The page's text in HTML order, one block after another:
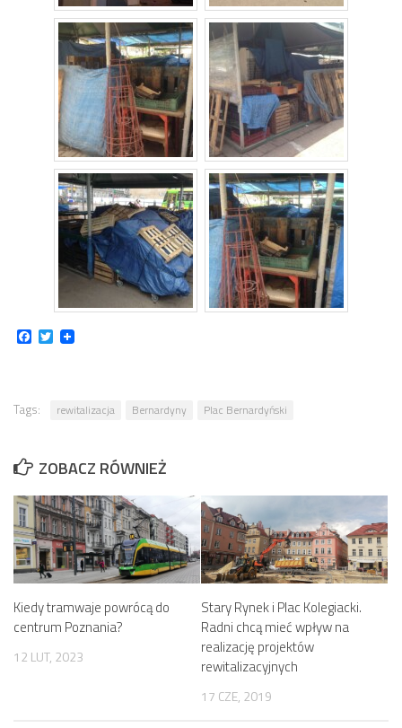
Facebook
Twitter
Tags: rewitalizacja Bernardyny Plac Bernardyński
ZOBACZ RÓWNIEŻ
Kiedy tramwaje powrócą do
centrum Poznania?
12 LUT, 2023
Stary Rynek i Plac Kolegiacki.
Radni chcą mieć wpływ na
realizację projektów
rewitalizacyjnych
17 CZE, 2019